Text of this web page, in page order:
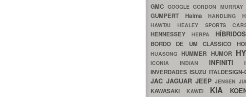
GMC GOOGLEGORDON MURRAY
GUMPERT HaimaHANDLING
HAWTAI HEALEY SPORTS
HENNESSEY HERPA
BORDO DE UM CLÁSSICO
HUASONGHUMMER HUMOR
ICONIA INDIAN INFINITI
INVERDADESISUZU
JAC JAGUAR JEEPJENSEN
KAWASAKI KAWEI KIA